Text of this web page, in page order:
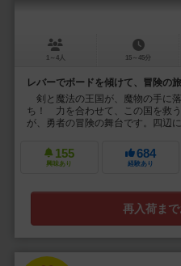
1～4人 15～45分
レバーでボードを傾けて、冒険の
剣と魔法の王国が、魔物の手に
ち！ 力を合わせて、この国を救
が、勇者の冒険の舞台です。四辺
155
興味あり
684
経験あり
再入荷ま